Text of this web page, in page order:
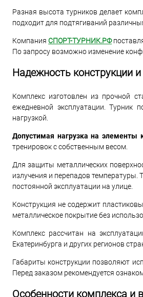
Разная высота турников делает
подходит для подтягиваний
КомпанияСПОРТ-ТУРНИК.РФ
По запросу возможно изменение
Надежность конструкции
Комплекс изготовлен из прочной
ежедневной эксплуатации. Турник
нагрузкой.
Допустимая нагрузка на элементы
тренировок с собственным весом.
Для защиты металлических
излучения и перепадов
постоянной эксплуатации на улице.
Конструкция не содержит
металлическое покрытие без
Комплекс рассчитан на
Екатеринбурга и других регионов
Габариты конструкции позволяют
Перед заказом рекомендуется
Особенности комплекса и